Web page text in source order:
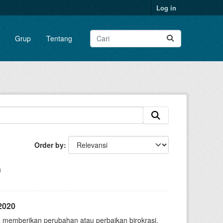
Log in
Grup Tentang
Order by
perubahan atau perbaikan birokrasi.